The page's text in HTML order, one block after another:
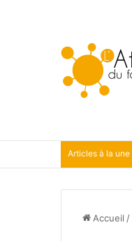
Articles à la une
Accueil /